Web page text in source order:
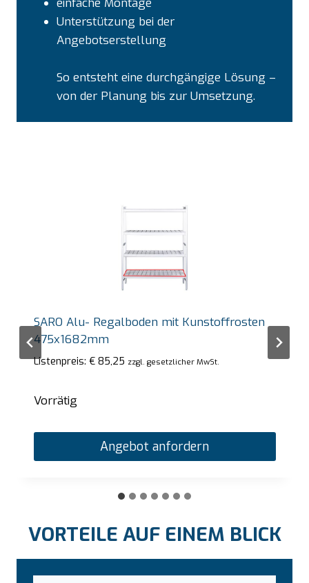
Unterstützung bei der
Angebotserstellung
So entsteht eine durchgängige Lösung –
von der Planung bis zur Umsetzung.
SARO Alu- Regalboden mit Kunstoffrosten
475x1682mm
Listenpreis: €85,25 zzgl. gesetzlicher MwSt.
Vorrätig
Angebot anfordern
VORTEILE AUF EINEM BLICK